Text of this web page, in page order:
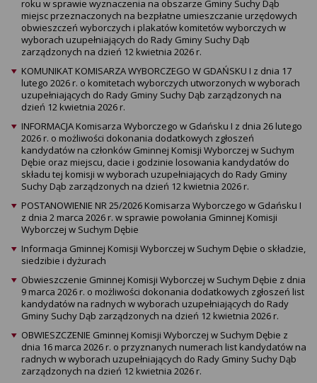
roku w sprawie wyznaczenia na obszarze Gminy Suchy Dąb
miejsc przeznaczonych na bezpłatne umieszczanie urzędowych
obwieszczeń wyborczych i plakatów komitetów wyborczych w
wyborach uzupełniających do Rady Gminy Suchy Dąb
zarządzonych na dzień 12 kwietnia 2026 r.
KOMUNIKAT KOMISARZA WYBORCZEGO W GDAŃSKU I z dnia 17
lutego 2026 r. o komitetach wyborczych utworzonych w wyborach
uzupełniających do Rady Gminy Suchy Dąb zarządzonych na
dzień 12 kwietnia 2026 r.
INFORMACJA Komisarza Wyborczego w Gdańsku I z dnia 26 lutego
2026 r. o możliwości dokonania dodatkowych zgłoszeń
kandydatów na członków Gminnej Komisji Wyborczej w Suchym
Dębie oraz miejscu, dacie i godzinie losowania kandydatów do
składu tej komisji w wyborach uzupełniających do Rady Gminy
Suchy Dąb zarządzonych na dzień 12 kwietnia 2026 r.
POSTANOWIENIE NR 25/2026 Komisarza Wyborczego w Gdańsku I
z dnia 2 marca 2026 r. w sprawie powołania Gminnej Komisji
Wyborczej w Suchym Dębie
Informacja Gminnej Komisji Wyborczej w Suchym Dębie o składzie,
siedzibie i dyżurach
Obwieszczenie Gminnej Komisji Wyborczej w Suchym Dębie z dnia
9 marca 2026 r. o możliwości dokonania dodatkowych zgłoszeń list
kandydatów na radnych w wyborach uzupełniających do Rady
Gminy Suchy Dąb zarządzonych na dzień 12 kwietnia 2026 r.
OBWIESZCZENIE Gminnej Komisji Wyborczej w Suchym Dębie z
dnia 16 marca 2026 r. o przyznanych numerach list kandydatów na
radnych w wyborach uzupełniających do Rady Gminy Suchy Dąb
zarządzonych na dzień 12 kwietnia 2026 r.